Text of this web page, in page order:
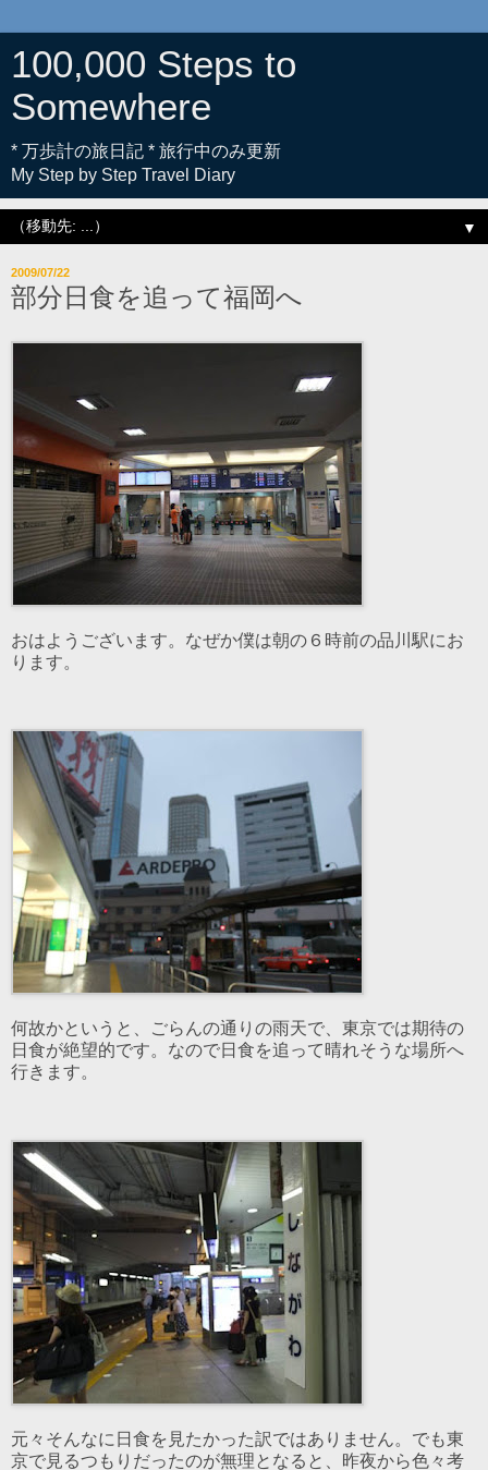
100,000 Steps to
Somewhere
* 万歩計の旅日記 * 旅行中のみ更新
My Step by Step Travel Diary
▼
2009/07/22
部分日食を追って福岡へ
おはようございます。なぜか僕は朝の６時前の品川駅にお
ります。
何故かというと、ごらんの通りの雨天で、東京では期待の
日食が絶望的です。なので日食を追って晴れそうな場所へ
行きます。
元々そんなに日食を見たかった訳ではありません。でも東
京で見るつもりだったのが無理となると、昨夜から色々考